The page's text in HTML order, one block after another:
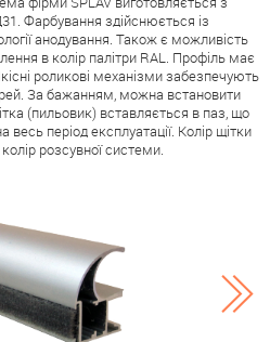
Фарбування здійснюється із
анодування. Також є можливість
в колір палітри RAL. Профіль має
роликові механізми забезпечують
За бажанням, можна встановити
(пильовик) вставляється в паз, що
весь період експлуатації. Колір щітки
розсувної системи.